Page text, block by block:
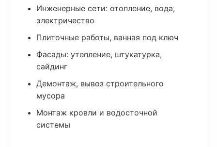
Инженерные сети: отопление, вода,
электричество
Плиточные работы, ванная под ключ
Фасады: утепление, штукатурка,
сайдинг
Демонтаж, вывоз строительного
мусора
Монтаж кровли и водосточной
системы